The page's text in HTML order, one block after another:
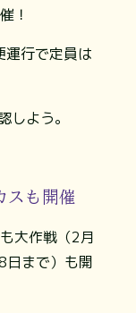
！
行で定員は
よう。
スも開催
大作戦（2月
日まで）も開